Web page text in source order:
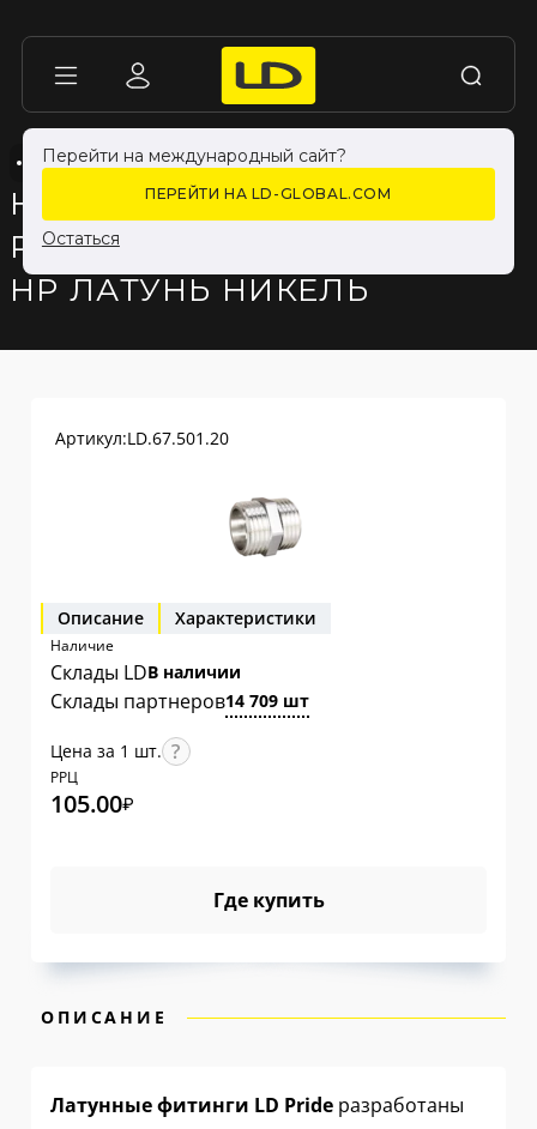
Перейти на международный сайт?
ПЕРЕЙТИ НА LD-GLOBAL.COM
Остаться
НИППЕЛЬ НР-НР НИКЕЛИРОВАННЫЕ
НИППЕЛЬ ПРЯМОЙ LD
PRIDE DN20 (3/4") НР/
НР ЛАТУНЬ НИКЕЛЬ
НИППЕЛЬ НР-НР НИКЕЛИРОВАННЫЕ
Артикул:LD.67.501.20
Описание Характеристики
Наличие
Склады LDВ наличии
Склады партнеров14 709 шт
Цена за 1 шт.
РРЦ
105.00₽
Где купить
ОПИСАНИЕ
Латунные фитинги LD Prideразработаны